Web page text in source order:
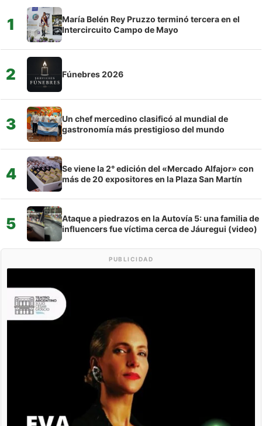
1
María Belén Rey Pruzzo terminó tercera en el
Intercircuito Campo de Mayo
2 Fúnebres 2026
3
Un chef mercedino clasificó al mundial de
gastronomía más prestigioso del mundo
4
Se viene la 2° edición del «Mercado Alfajor» con
más de 20 expositores en la Plaza San Martín
5
Ataque a piedrazos en la Autovía 5: una familia de
influencers fue víctima cerca de Jáuregui (video)
PUBLICIDAD